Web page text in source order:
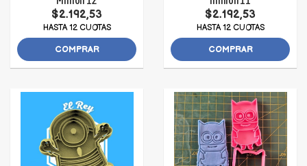
$2.192,53
HASTA 12 CUOTAS
COMPRAR
$2.192,53
HASTA 12 CUOTAS
COMPRAR